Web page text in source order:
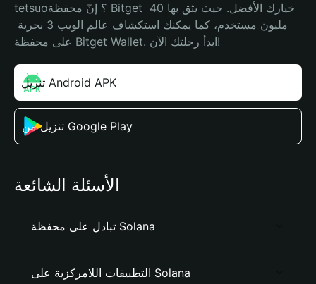
tetsuo؟ إنّ محفظة Bitget خيارك الأفضل. حيث يثق بها 40
على محفظة Bitget Wallet. ابدأ رحلتك الآن!
تنزيل Android APK
تنزيل من Google Play
الأسئلة الشائعة
تبادل على محفظة Solana
التطبيقات اللامركزية على Solana